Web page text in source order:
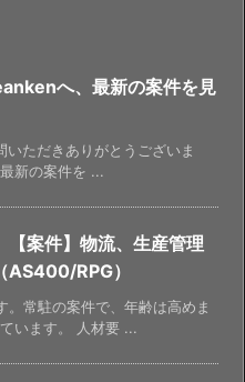
へ、最新の案件を見
ただきありがとうございま
新の案件を ...
【案件】物流、生産管理
AS400/RPG）
。常駐の案件で、年齢は高めま
います。 人材要 ...